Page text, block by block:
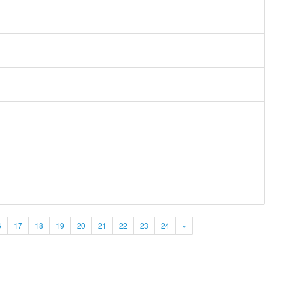
17 18 19 20 21 22 23 24 »